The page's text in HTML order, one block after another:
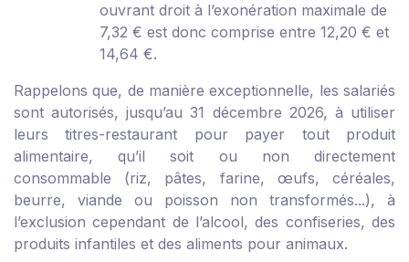
ouvrant droit à l’exonération maximale de
7,32 € est donc comprise entre 12,20 € et
14,64 €.
Rappelons que, de manière exceptionnelle, les salariés
sont autorisés, jusqu’au 31 décembre 2026, à utiliser
leurs titres-restaurant pour payer tout produit
alimentaire, qu’il soit ou non directement
consommable (riz, pâtes, farine, œufs, céréales,
beurre, viande ou poisson non transformés...), à
l’exclusion cependant de l’alcool, des confiseries, des
produits infantiles et des aliments pour animaux.